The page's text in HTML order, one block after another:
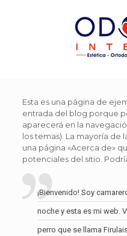
Esta es una página de
entrada del blog porque
aparecerá en la
los temas). La mayoría de
una página «Acerca de»
potenciales del sitio.
¡Bienvenido! Soy
noche y esta es mi web.
perro que se llama